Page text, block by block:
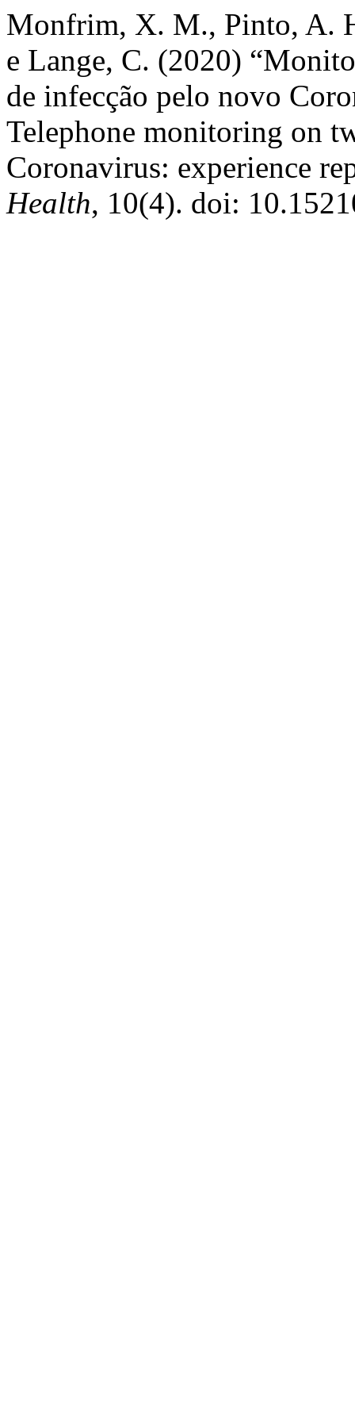
Monfrim, X. M., Pinto, A.
e Lange, C. (2020)
de infecção pelo novo
Telephone monitoring on
Coronavirus: experience
Health, 10(4). doi: